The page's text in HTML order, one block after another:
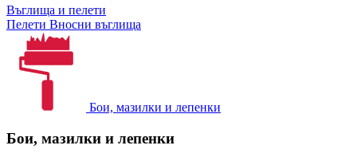
Въглища и пелети
Пелети Вносни въглища
Бои, мазилки и лепенки
Бои, мазилки и лепенки